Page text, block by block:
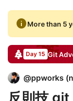
infoMore than 5
Day 15 Git
@ppworks (
反則技